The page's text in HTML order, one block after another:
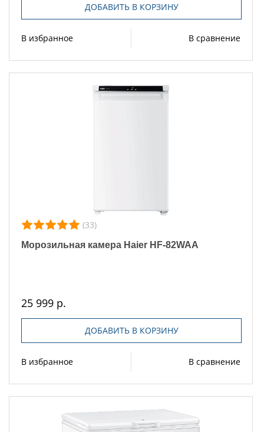
ДОБАВИТЬ В КОРЗИНУ
В избранное В сравнение
(33)
Морозильная камера Haier HF-82WAA
25 999 р.
ДОБАВИТЬ В КОРЗИНУ
В избранное В сравнение